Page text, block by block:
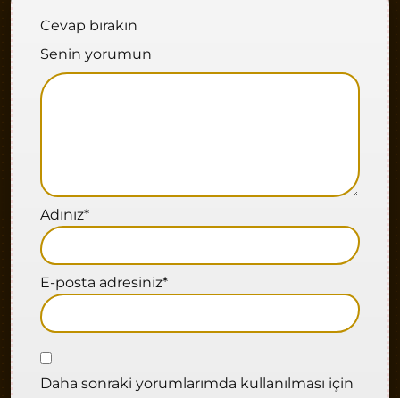
Cevap bırakın
Senin yorumun
Adınız*
E-posta adresiniz*
Daha sonraki yorumlarımda kullanılması için